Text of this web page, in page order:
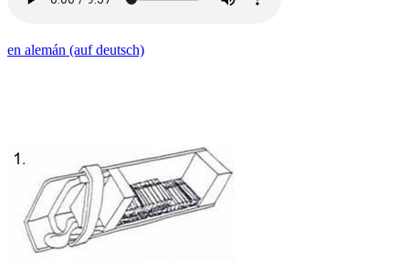
en alemán (auf deutsch)